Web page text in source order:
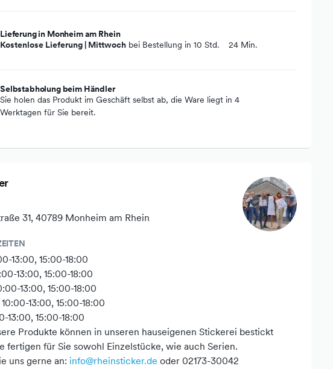
Lieferung in Monheim am Rhein
Kostenlose Lieferung | Mittwoch bei Bestellung in 10 Std. 24 Min.
Selbstabholung beim Händler
Sie holen das Produkt im Geschäft selbst ab, die Ware liegt in 4
Werktagen für Sie bereit.
31, 40789 Monheim am Rhein
13:00, 15:00-18:00
13:00, 15:00-18:00
13:00, 15:00-18:00
13:00, 15:00-18:00
13:00, 15:00-18:00
Produkte können in unseren hauseigenen Stickerei bestickt
fertigen für Sie sowohl Einzelstücke, wie auch Serien.
uns gerne an: info@rheinsticker.de oder 02173-30042